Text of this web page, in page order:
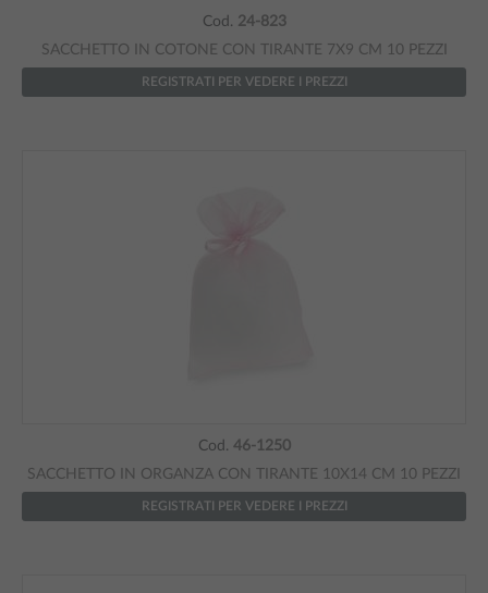
Cod. 24-823
SACCHETTO IN COTONE CON TIRANTE 7X9 CM 10 PEZZI
REGISTRATI PER VEDERE I PREZZI
Cod. 46-1250
SACCHETTO IN ORGANZA CON TIRANTE 10X14 CM 10 PEZZI
REGISTRATI PER VEDERE I PREZZI